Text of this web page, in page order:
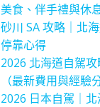
美食、伴手禮與休
砂川 SA 攻略｜北
停靠心得
2026 北海道自駕
（最新費用與經驗
2026 日本自駕｜